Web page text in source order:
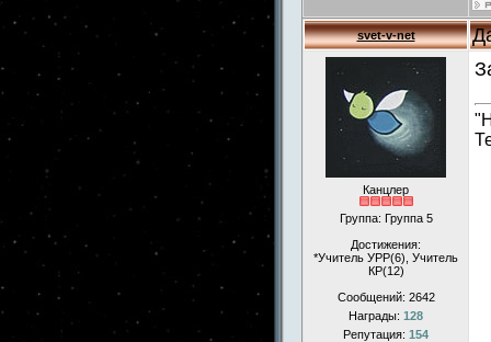
svet-v-net
Канцлер
Группа: Группа 5
Достижения:
*Учитель УРР(6), Учитель
КР(12)
Сообщений: 2642
Награды: 128
Репутация: 154